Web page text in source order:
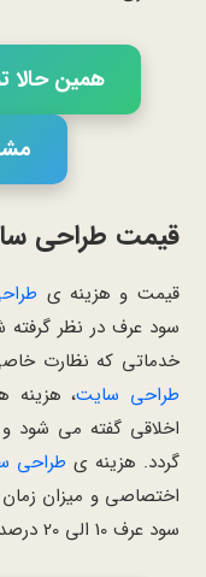
همین حالا تماس
قیمت طراحی
قیمت و هزینه ی
سود عرف در نظر
خدماتی که نظارت
طراحی سایت، هزینه
اخلاقی گفته می شود
گردد. هزینه ی طراحی
اختصاصی و میزان زمان
سود عرف 10 الی 20 درصد در نظر گرفته شده است.